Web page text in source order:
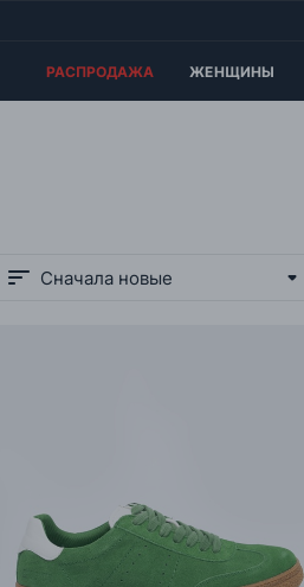
РАСПРОДАЖА ЖЕНЩИНЫ
Сначала новые